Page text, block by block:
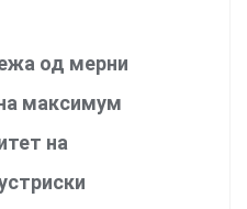
од мерни
максимум
на